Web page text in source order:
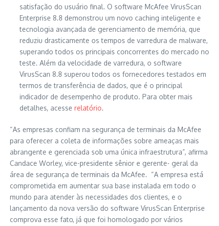
satisfação do usuário final. O software McAfee VirusScan
Enterprise 8.8 demonstrou um novo caching inteligente e
tecnologia avançada de gerenciamento de memória, que
reduziu drasticamente os tempos de varredura de malware,
superando todos os principais concorrentes do mercado no
teste. Além da velocidade de varredura, o software
VirusScan 8.8 superou todos os fornecedores testados em
termos de transferência de dados, que é o principal
indicador de desempenho de produto. Para obter mais
detalhes, acesse relatório.
“As empresas confiam na segurança de terminais da McAfee
para oferecer a coleta de informações sobre ameaças mais
abrangente e gerenciada sob uma única infraestrutura”, afirma
Candace Worley, vice-presidente sênior e gerente- geral da
área de segurança de terminais da McAfee. “A empresa está
comprometida em aumentar sua base instalada em todo o
mundo para atender às necessidades dos clientes, e o
lançamento da nova versão do software VirusScan Enterprise
comprova esse fato, já que foi homologado por vários